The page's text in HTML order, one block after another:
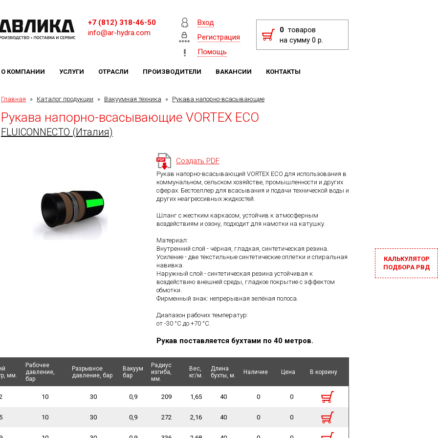
+7 (812) 318-46-50
info@ar-hydra.com
Вход
Регистрация
Помощь
0 товаров
на сумму 0 р.
О КОМПАНИИ УСЛУГИ ОТРАСЛИ ПРОИЗВОДИТЕЛИ ВАКАНСИИ КОНТАКТЫ
Главная » Каталог продукции » Вакуумная техника » Рукава напорно-всасывающие
Рукава напорно-всасывающие VORTEX ECO
FLUICONNECTO (Италия)
Создать PDF
Рукав напорно-всасывающий VORTEX ECO для использования в
коммунальном, сельском хозяйстве, промышленности и других
сферах. Бестселлер для всасывания и подачи технической воды и
других неагрессивных жидкостей.
Шланг с жестким каркасом, устойчив к атмосферным
воздействиям и озону, подходит для намотки на катушку.
Материал:
Внутренний слой - чёрная, гладкая, синтетическая резина.
Усиление - две текстильные синтетические оплетки и спиральная
навивка.
Наружный слой - синтетическая резина устойчивая к
воздействию внешней среды, гладкое покрытие с эффектом
обмотки.
Фирменный знак: непрерывная зелёная полоса.
Диапазон рабочих температур:
от -30 °C до +70 °C.
Рукав поставляется бухтами по 40 метров.
мм.
Рабочее
давление,
бар
Разрывное
давление, бар
Вакуум
бар
Радиус
изгиба,
мм.
Вес,
кг/м.
Длина
бухты, м.
Наличие Цена В корзину
10 30 0,9 209 1,65 40 0 0
10 30 0,9 272 2,16 40 0 0
мм.
Рабочее
давление,
бар
Разрывное
давление, бар
Вакуум
бар
Радиус
изгиба,
мм.
Вес,
кг/м.
Длина
бухты, м.
Наличие Цена В корзину
КАЛЬКУЛЯТОР
ПОДБОРА РВД